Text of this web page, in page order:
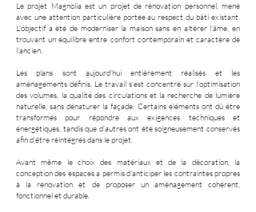
Le projet Magnolia est un projet de rénovation personnel, mené
avec une attention particulière portée au respect du bâti existant.
L’objectif a été de moderniser la maison sans en altérer l’âme, en
trouvant un équilibre entre confort contemporain et caractère de
l’ancien.
Les plans sont aujourd’hui entièrement réalisés et les
aménagements définis. Le travail s’est concentré sur l’optimisation
des volumes, la qualité des circulations et la recherche de lumière
naturelle, sans dénaturer la façade. Certains éléments ont dû être
transformés pour répondre aux exigences techniques et
énergétiques, tandis que d’autres ont été soigneusement conservés
afin d’être réintégrés dans le projet.
Avant même le choix des matériaux et de la décoration, la
conception des espaces a permis d’anticiper les contraintes propres
à la rénovation et de proposer un aménagement cohérent,
fonctionnel et durable.